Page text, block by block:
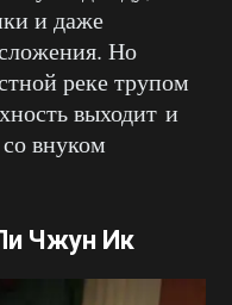
и даже
Но
реке трупом
выходит и
внуком
Чжун Ик